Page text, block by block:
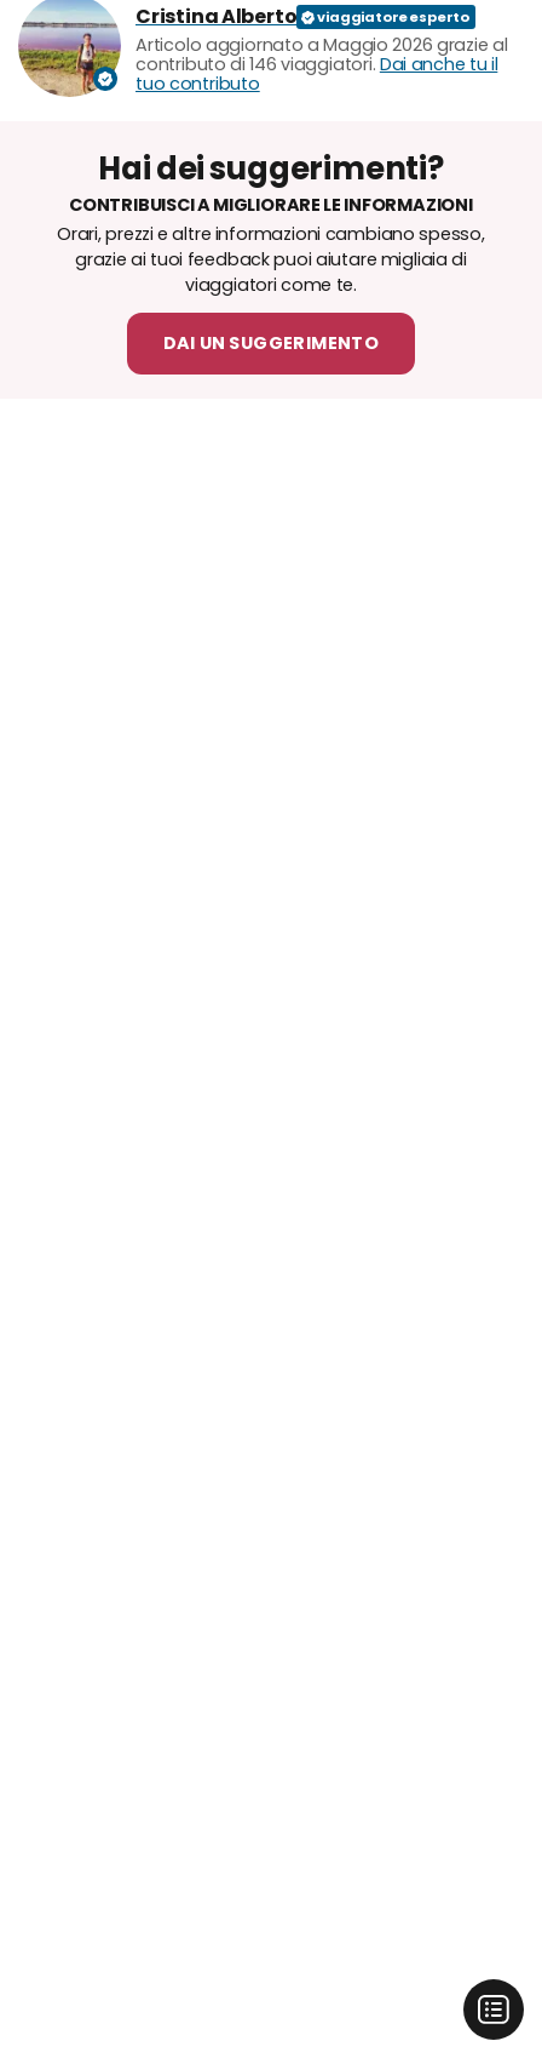
Cristina Alberto
Articolo aggiornato a Maggio 2026 grazie al
contributo di 146 viaggiatori. Dai anche tu il
tuo contributo
Hai dei suggerimenti?
CONTRIBUISCI A MIGLIORARE LE INFORMAZIONI
Orari, prezzi e altre informazioni cambiano spesso,
grazie ai tuoi feedback puoi aiutare migliaia di
viaggiatori come te.
DAI UN SUGGERIMENTO